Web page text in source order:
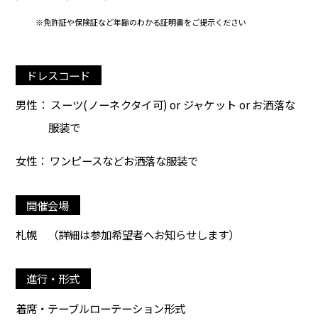
※免許証や保険証など年齢のわかる証明書をご提示ください
ドレスコード
男性： スーツ(ノーネクタイ可) or ジャケット or お洒落な
服装で
女性： ワンピースなどお洒落な服装で
開催会場
札幌
（詳細は参加希望者へお知らせします）
進行・形式
着席・テーブルローテーション形式